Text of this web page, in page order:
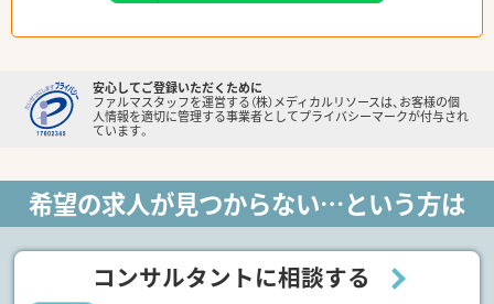
安心してご登録いただくために
ファルマスタッフを運営する（株）メディカルリソースは、お客様の個
人情報を適切に管理する事業者としてプライバシーマークが付与され
ています。
希望の求人が見つからない…という方は
コンサルタントに相談する